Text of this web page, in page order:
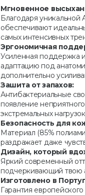
Мгновенное
Благодаря уникальной
обеспечивают
самых интенсивных
Эргономичная
Усиленная поддержка
адаптацию под
дополнительно
Зашита от запахов:
Антибактериальные
появление
экстремальных
Безопасность для
Материал (85%
раздражает даже
Дизайн, который
Яркий современный
подчеркивающий твою
Изготовлено в
Гарантия